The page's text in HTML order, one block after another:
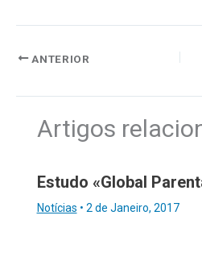
ANTERIOR
Artigos
Estudo «Global
Notícias • 2 de Janeiro, 2017